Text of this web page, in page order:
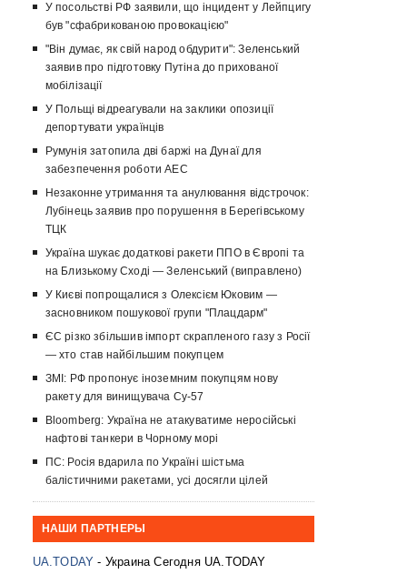
У посольстві РФ заявили, що інцидент у Лейпцигу
був "сфабрикованою провокацією"
"Він думає, як свій народ обдурити": Зеленський
заявив про підготовку Путіна до прихованої
мобілізації
У Польщі відреагували на заклики опозиції
депортувати українців
Румунія затопила дві баржі на Дунаї для
забезпечення роботи АЕС
Незаконне утримання та анулювання відстрочок:
Лубінець заявив про порушення в Берегівському
ТЦК
Україна шукає додаткові ракети ППО в Європі та
на Близькому Сході — Зеленський (виправлено)
У Києві попрощалися з Олексієм Юковим —
засновником пошукової групи "Плацдарм"
ЄС різко збільшив імпорт скрапленого газу з Росії
— хто став найбільшим покупцем
ЗМІ: РФ пропонує іноземним покупцям нову
ракету для винищувача Су-57
Bloomberg: Україна не атакуватиме неросійські
нафтові танкери в Чорному морі
ПС: Росія вдарила по Україні шістьма
балістичними ракетами, усі досягли цілей
НАШИ ПАРТНЕРЫ
UA.TODAY - Украина Сегодня UA.TODAY